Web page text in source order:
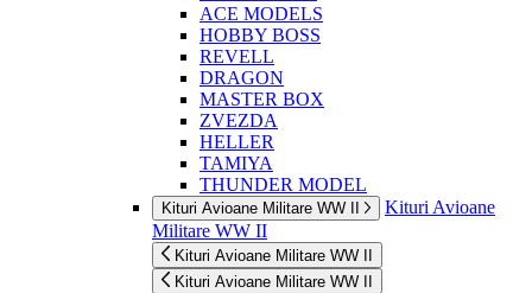
ACE MODELS
HOBBY BOSS
REVELL
DRAGON
MASTER BOX
ZVEZDA
HELLER
TAMIYA
THUNDER MODEL
Kituri Avioane Militare WW II
Kituri Avioane
Militare WW II
Kituri Avioane Militare WW II
Kituri Avioane Militare WW II